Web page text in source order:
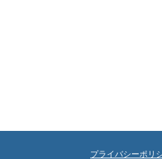
プライバシーポリ